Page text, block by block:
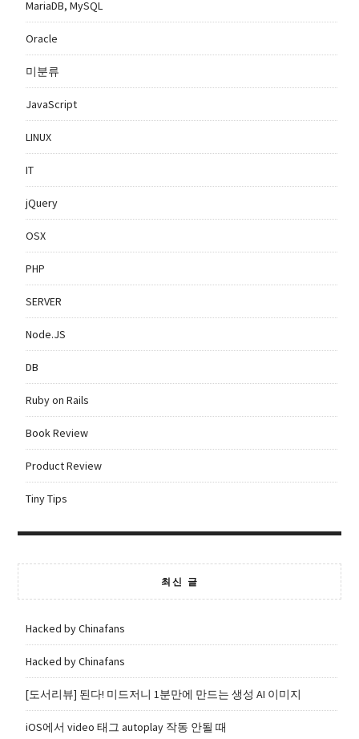
MariaDB, MySQL
Oracle
미분류
JavaScript
LINUX
IT
jQuery
OSX
PHP
SERVER
Node.JS
DB
Ruby on Rails
Book Review
Product Review
Tiny Tips
최신 글
Hacked by Chinafans
Hacked by Chinafans
[도서리뷰] 된다! 미드저니 1분만에 만드는 생성 AI 이미지
iOS에서 video 태그 autoplay 작동 안될 때